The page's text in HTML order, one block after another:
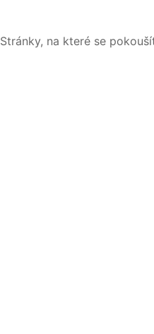
Stránky, na které se